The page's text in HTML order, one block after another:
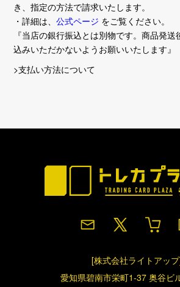
き、指定の方法で請求いたします。
・詳細は、公式ページ をご覧ください。
『当店の銀行振込とは別物です。商品発
込みいただかないようお願いいたします』
>支払い方法について
[株式会社ライトアッ
愛知県碧南市栄町1-37 奥谷ビ